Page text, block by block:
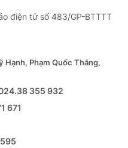
điện tử số 483/GP-BTTTT
Hạnh, Phạm Quốc Thắng,
355 932
671